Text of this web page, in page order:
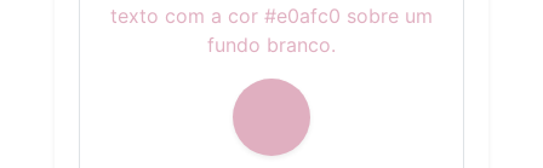
texto com a cor #e0afc0 sobre um
fundo branco.